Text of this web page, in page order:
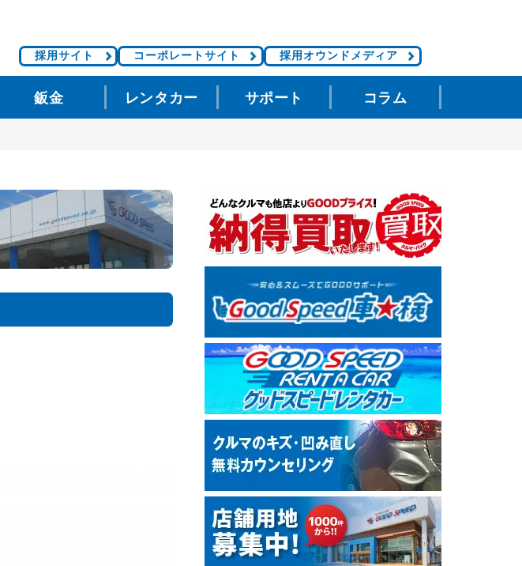
採用サイト コーポレートサイト 採用オウンドメディア
鈑金 レンタカー サポート コラム